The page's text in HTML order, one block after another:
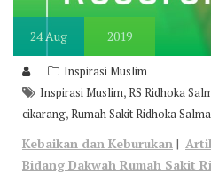
24Aug 2019
Inspirasi Muslim
Inspirasi Muslim,RS Ridhoka
cikarang,Rumah Sakit Ridhoka
Kebaikan dan Keburukan |
Bidang Dakwah Rumah Sakit